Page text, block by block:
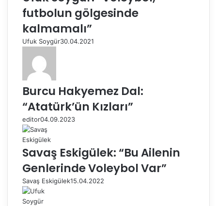
futbolun gölgesinde
kalmamalı”
Ufuk Soygür30.04.2021
Burcu Hakyemez Dal:
“Atatürk’ün Kızları”
editor04.09.2023
Savaş Eskigülek: “Bu Ailenin
Genlerinde Voleybol Var”
Savaş Eskigülek15.04.2022